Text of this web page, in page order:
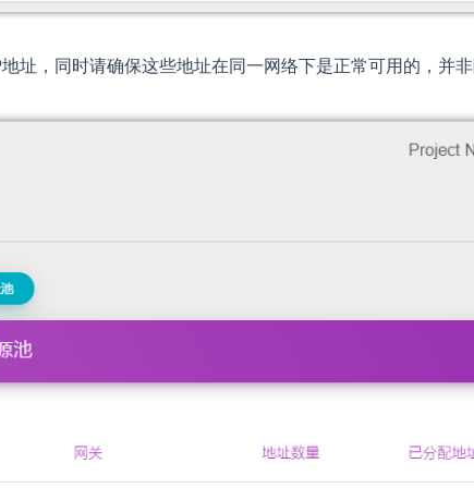
址，同时请确保这些地址在同一网络下是正常可用的，并